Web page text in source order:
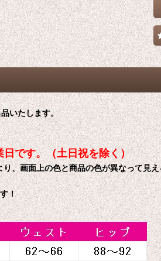
いたします。
です。（土日祝を除く）
、画面上の色と商品の色が異なって見
！